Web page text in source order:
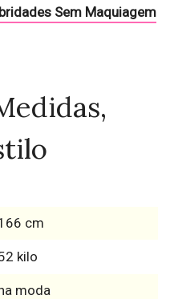
Sem Maquiagem
cm
kilo
moda